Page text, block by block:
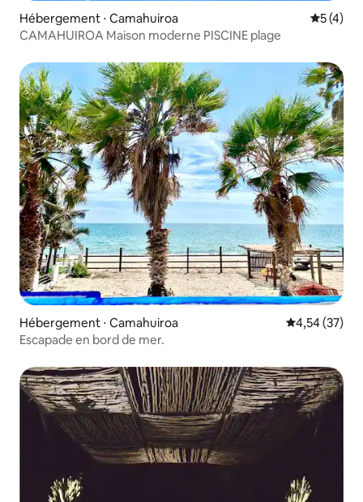
Hébergement ⋅ Camahuiroa
5 (4)
CAMAHUIROA Maison moderne PISCINE plage
Hébergement ⋅ Camahuiroa Évaluation
4,54 (37)
Escapade en bord de mer.